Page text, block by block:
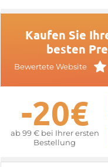
Kaufen Sie
besten
Bewertete Website
-20€
ab 99 € bei Ihrer ersten
Bestellung